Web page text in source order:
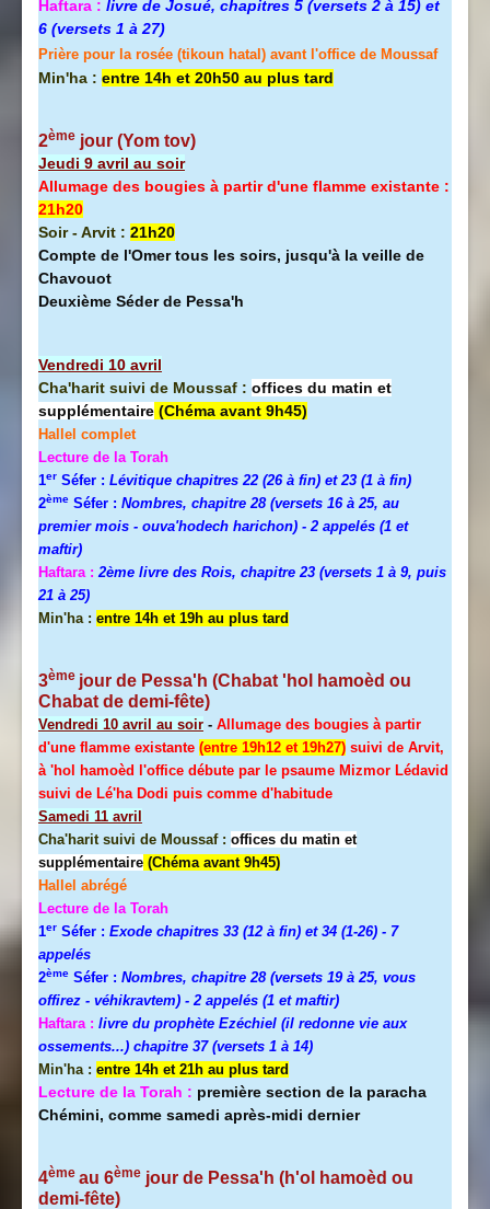
Haftara : livre de Josué, chapitres 5 (versets 2 à 15) et
6 (versets 1 à 27)
Prière pour la rosée (tikoun hatal) avant l'office de Moussaf
Min'ha : entre 14h et 20h50 au plus tard
2ème jour (Yom tov)
Jeudi 9 avril au soir
Allumage des bougies à partir d'une flamme existante :
21h20
Soir - Arvit : 21h20
Compte de l'Omer tous les soirs, jusqu'à la veille de
Chavouot
Deuxième Séder de Pessa'h
Vendredi 10 avril
Cha'harit suivi de Moussaf : offices du matin et
supplémentaire (Chéma avant 9h45)
Hallel complet
Lecture de la Torah
1er Séfer : Lévitique chapitres 22 (26 à fin) et 23 (1 à fin)
2ème Séfer : Nombres, chapitre 28 (versets 16 à 25, au
premier mois - ouva'hodech harichon) - 2 appelés (1 et
maftir)
Haftara : 2ème livre des Rois, chapitre 23 (versets 1 à 9, puis
21 à 25)
Min'ha : entre 14h et 19h au plus tard
3ème jour de Pessa'h (Chabat 'hol hamoèd ou
Chabat de demi-fête)
Vendredi 10 avril au soir - Allumage des bougies à partir
d'une flamme existante (entre 19h12 et 19h27) suivi de Arvit,
à 'hol hamoèd l'office débute par le psaume Mizmor Lédavid
suivi de Lé'ha Dodi puis comme d'habitude
Samedi 11 avril
Cha'harit suivi de Moussaf : offices du matin et
supplémentaire (Chéma avant 9h45)
Hallel abrégé
Lecture de la Torah
1er Séfer : Exode chapitres 33 (12 à fin) et 34 (1-26) - 7
appelés
2ème Séfer : Nombres, chapitre 28 (versets 19 à 25, vous
offirez - véhikravtem) - 2 appelés (1 et maftir)
Haftara : livre du prophète Ezéchiel (il redonne vie aux
ossements...) chapitre 37 (versets 1 à 14)
Min'ha : entre 14h et 21h au plus tard
Lecture de la Torah : première section de la paracha
Chémini, comme samedi après-midi dernier
4ème au 6ème jour de Pessa'h (h'ol hamoèd ou
demi-fête)